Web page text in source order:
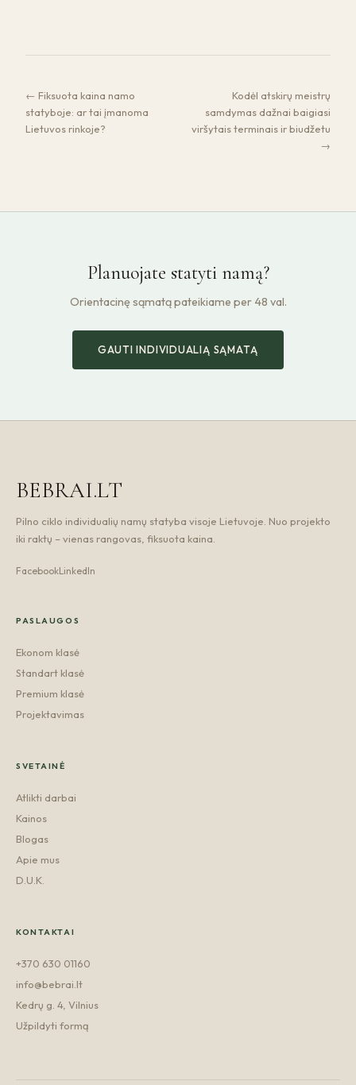
← Fiksuota kaina namo
statyboje: ar tai įmanoma
Lietuvos rinkoje?
Kodėl atskirų meistrų
samdymas dažnai baigiasi
viršytais terminais ir biudžetu
→
Planuojate statyti namą?
Orientacinę sąmatą pateikiame per 48 val.
GAUTI INDIVIDUALIĄ SĄMATĄ
BEBRAI.LT
Pilno ciklo individualių namų statyba visoje Lietuvoje. Nuo projekto
iki raktų – vienas rangovas, fiksuota kaina.
FacebookLinkedIn
PASLAUGOS
Ekonom klasė
Standart klasė
Premium klasė
Projektavimas
SVETAINĖ
Atlikti darbai
Kainos
Blogas
Apie mus
D.U.K.
KONTAKTAI
+370 630 01160
info@bebrai.lt
Kedrų g. 4, Vilnius
Užpildyti formą